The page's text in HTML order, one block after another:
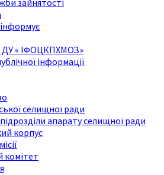
зайнятості
ДУ « ІФОЦКПХМОЗ»
інформації
селищної ради
апарату селищної ради
корпус
комітет